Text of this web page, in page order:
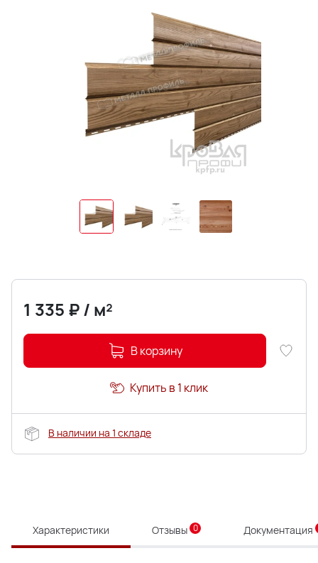
1 335 ₽/ м²
В корзину
Купить в 1 клик
В наличии на 1 складе
Характеристики Отзывы 0 Документация